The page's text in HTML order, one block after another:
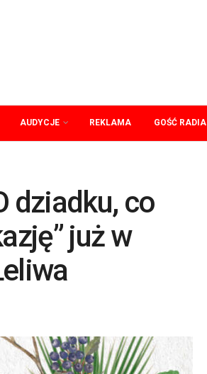
AUDYCJE REKLAMA GOŚĆ RADIA
dziadku, co
już w